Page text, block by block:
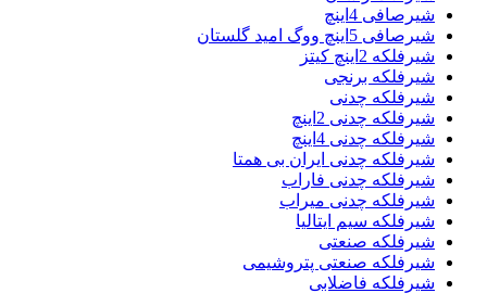
شیرصافی 4اینچ
شیرصافی 5اینچ ووگ امید گلستان
شیرفلکه 2اینچ کیتز
شیرفلکه برنجی
شیرفلکه چدنی
شیرفلکه چدنی 2اینچ
شیرفلکه چدنی 4اینچ
شیرفلکه چدنی ایران بی همتا
شیرفلکه چدنی فاراب
شیرفلکه چدنی میراب
شیرفلکه سیم ایتالیا
شیرفلکه صنعتی
شیرفلکه صنعتی پتروشیمی
شیرفلکه فاضلابی